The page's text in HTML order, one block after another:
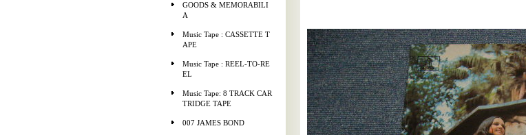
GOODS & MEMORABILI
A
Music Tape : CASSETTE T
APE
Music Tape : REEL-TO-RE
EL
Music Tape: 8 TRACK CAR
TRIDGE TAPE
007 JAMES BOND